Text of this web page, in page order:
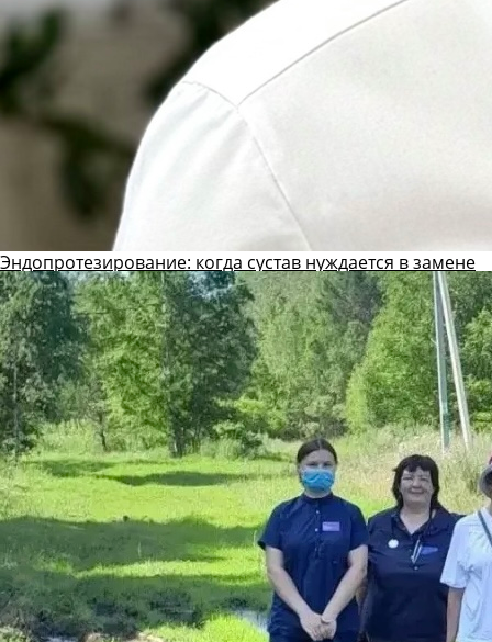
Эндопротезирование: когда сустав нуждается в замене